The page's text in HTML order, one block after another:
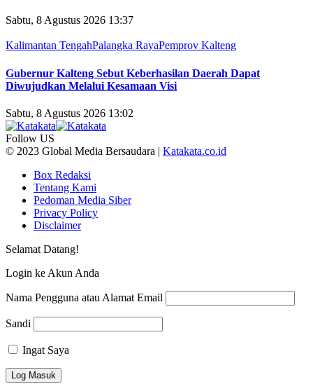
Sabtu, 8 Agustus 2026 13:37
Kalimantan TengahPalangka RayaPemprov Kalteng
Gubernur Kalteng Sebut Keberhasilan Daerah Dapat
Diwujudkan Melalui Kesamaan Visi
Sabtu, 8 Agustus 2026 13:02
Follow US
© 2023 Global Media Bersaudara | Katakata.co.id
Box Redaksi
Tentang Kami
Pedoman Media Siber
Privacy Policy
Disclaimer
Selamat Datang!
Login ke Akun Anda
Nama Pengguna atau Alamat Email
Sandi
Ingat Saya